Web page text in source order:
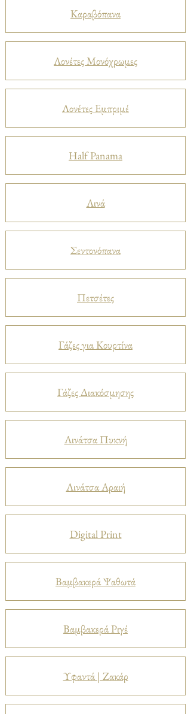
Καραβόπανα
Λονέτες Μονόχρωμες
Λονέτες Εμπριμέ
Half Panama
Λινά
Σεντονόπανα
Πετσέτες
Γάζες για Κουρτίνα
Γάζες Διακόσμησης
Λινάτσα Πυκνή
Λινάτσα Αραιή
Digital Print
Βαμβακερά Ψαθωτά
Βαμβακερά Ριγέ
Υφαντά | Ζακάρ